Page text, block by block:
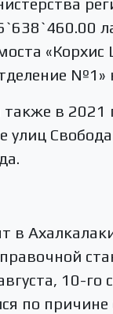
в
улиц
в
10-
по